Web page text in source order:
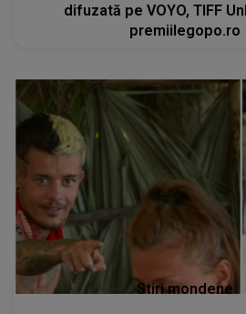
difuzată pe VOYO, TIFF
premiilegopo.ro
Stiri mondene